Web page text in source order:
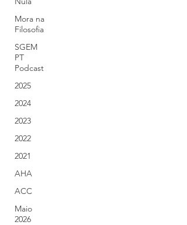
Mora na
Filosofia
SGEM
PT
Podcast
2025
2024
2023
2022
2021
AHA
ACC
Maio
2026